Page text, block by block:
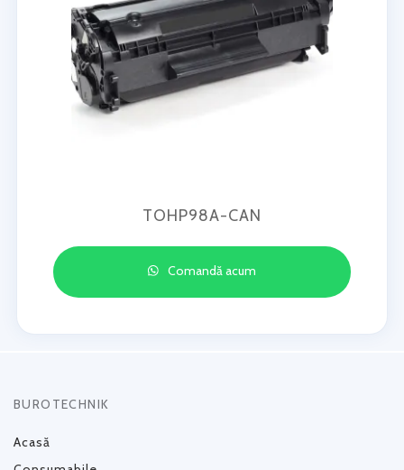
TOHP98A-CAN
Comandă acum
BUROTECHNIK
Acasă